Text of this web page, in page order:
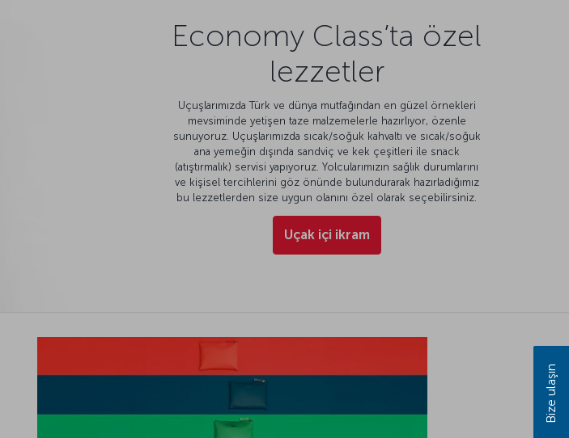
Economy Class’ta özel
lezzetler
Uçuşlarımızda Türk ve dünya mutfağından en güzel örnekleri
mevsiminde yetişen taze malzemelerle hazırlıyor, özenle
sunuyoruz. Uçuşlarımızda sıcak/soğuk kahvaltı ve sıcak/soğuk
ana yemeğin dışında sandviç ve kek çeşitleri ile snack
(atıştırmalık) servisi yapıyoruz. Yolcularımızın sağlık durumlarını
ve kişisel tercihlerini göz önünde bulundurarak hazırladığımız
bu lezzetlerden size uygun olanını özel olarak seçebilirsiniz.
Uçak içi ikram
Bize ulaşın